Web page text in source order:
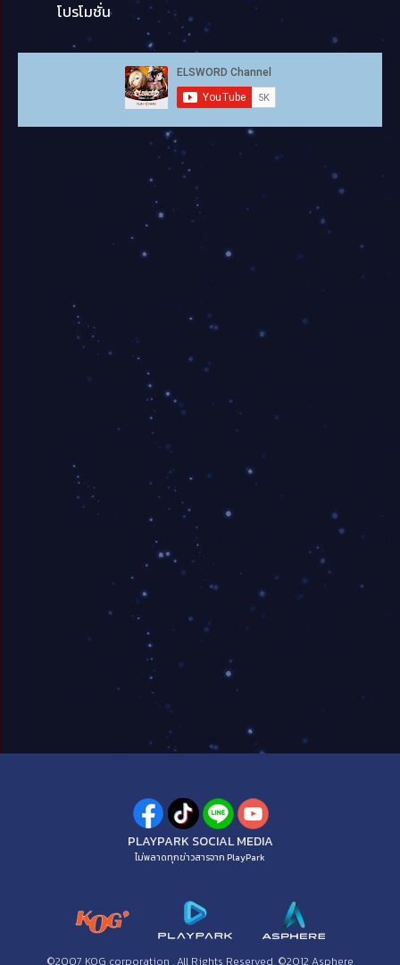
โปรโมชั่น
PLAYPARK SOCIAL MEDIA
ไม่พลาดทุกข่าวสารจาก PlayPark
©2007 KOG corporation . All Rights Reserved. ©2012 Asphere